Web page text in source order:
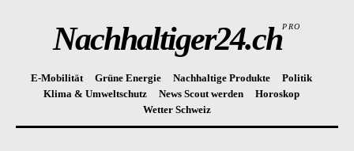
Nachhaltiger24.chPRO
E-Mobilität Grüne Energie Nachhaltige Produkte
Politik
Klima & Umweltschutz
News Scout werden
Horoskop
Wetter Schweiz